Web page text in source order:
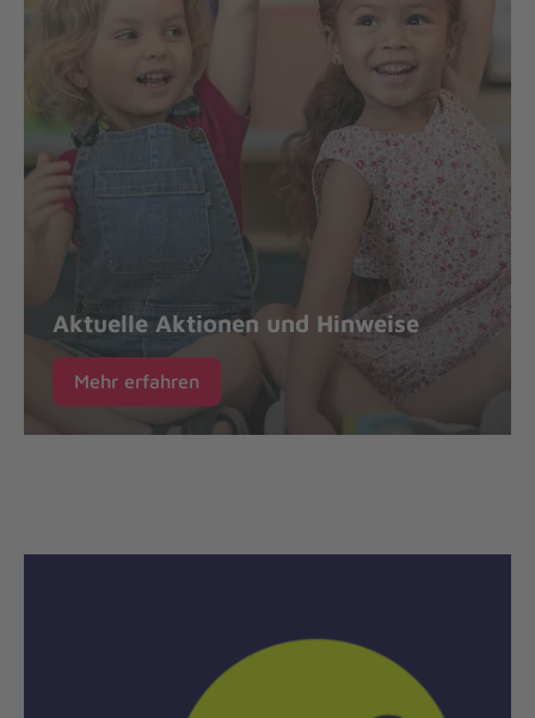
Aktuelle Aktionen und Hinweise
Mehr erfahren